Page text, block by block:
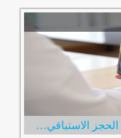
هيئة رأس الخيمة للمواصلات تطلق الحجز الاستباقي لخدمة مركبات الأجرة عبر رمز الاستجابة السريع